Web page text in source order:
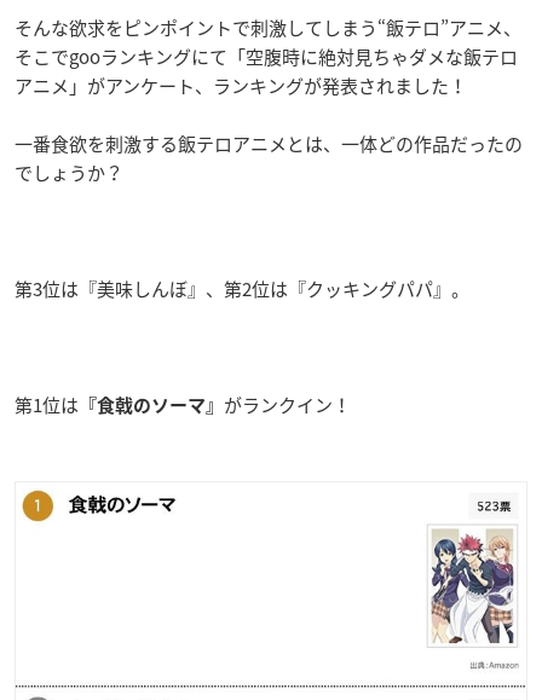
そんな欲求をピンポイントで刺激してしまう“飯テロ”アニメ、
そこでgooランキングにて「空腹時に絶対見ちゃダメな飯テロ
アニメ」がアンケート、ランキングが発表されました！
一番食欲を刺激する飯テロアニメとは、一体どの作品だったの
でしょうか？
第3位は『美味しんぼ』、第2位は『クッキングパパ』。
第1位は 『食戟のソーマ』 がランクイン！